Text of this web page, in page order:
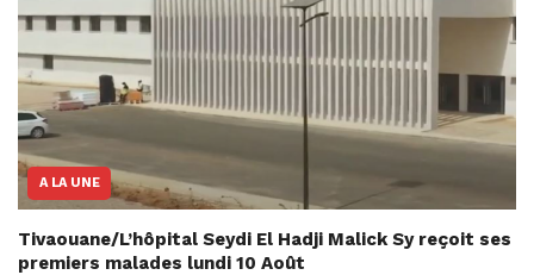
A LA UNE
Tivaouane/L’hôpital Seydi El Hadji Malick Sy reçoit ses
premiers malades lundi 10 Août